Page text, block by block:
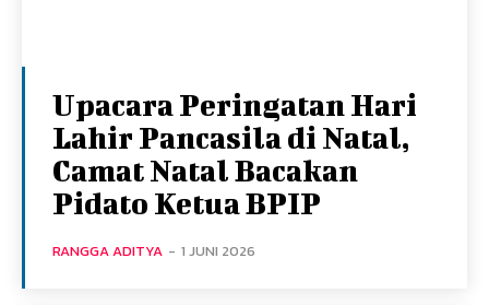
Upacara Peringatan Hari
Lahir Pancasila di Natal,
Camat Natal Bacakan
Pidato Ketua BPIP
RANGGA ADITYA - 1 JUNI 2026